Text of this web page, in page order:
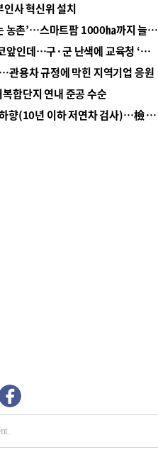
사 혁신위 설치
■ 경남 농정 비전 ‘잘 사는 농촌’…스마트팜 1000㏊까지 늘린다
■ 교육혁신선도지 공모 코앞인데…구·군 난색에 교육청 ‘쩔쩔’
용차 규정에 막힌 지역기업 응원
합단지 연내 준공 수순
■ 검사 신분 버리고 직급하향(10년 이하 저연차 검사)…檢 중수청행 기피